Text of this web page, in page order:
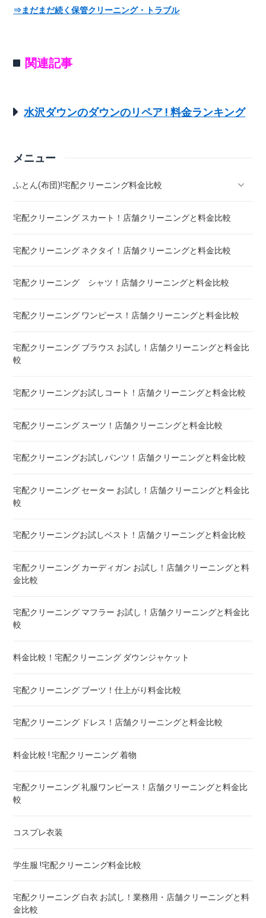
⇒まだまだ続く保管クリーニング・トラブル
関連記事
水沢ダウンのダウンのリペア ! 料金ランキング
メニュー
ふとん(布団)!宅配クリーニング料金比較
羽毛ふとん(布団)!宅配クリーニング料金比較
こたつ布団 クリーニング ! 料金 比較
布団クリーニング ! ダニ除去率ランキング
布団クリーニング 真空圧縮サービス 料金比較 ! 市販の圧縮袋
宅配クリーニング 絨毯・カーペット ! 料金 比較
宅配クリーニング シーツ ! 安いランキング
布団クリーニング 敷布団 ! 料金 比較
布団クリーニング ベビーふとん ! 料金 比較
布団クリーニング+レンタル布団 ! 値段 比較
エアウィーヴ マットレスのクリーニング ! どこがいい
布団の洗濯ネット コインランドリー ! ドラム式におすすめは
布団クリーニング 防ダニ加工 ! 効果と危険性
ゴアテックス 羽毛布団 クリーニング ! 料金ランキング
こたつ布団のクリーニング代 ! 料金比較
の違いも
トゥルースリーパー マットレスのクリーニング ! どこがいい
ウェイトブランケットの洗い方 ! 洗えないタイプの対処法も
宅配クリーニング スカート！店舗クリーニングと料金比較
宅配クリーニング ネクタイ！店舗クリーニングと料金比較
宅配クリーニング シャツ！店舗クリーニングと料金比較
宅配クリーニング ワンピース！店舗クリーニングと料金比較
宅配クリーニング ブラウス お試し！店舗クリーニングと料金比
較
宅配クリーニングお試しコート！店舗クリーニングと料金比較
宅配クリーニング スーツ！店舗クリーニングと料金比較
宅配クリーニングお試しパンツ！店舗クリーニングと料金比較
宅配クリーニング セーター お試し！店舗クリーニングと料金比
較
宅配クリーニングお試しベスト！店舗クリーニングと料金比較
宅配クリーニング カーディガン お試し！店舗クリーニングと料
金比較
宅配クリーニング マフラー お試し！店舗クリーニングと料金比
較
料金比較！宅配クリーニング ダウンジャケット
宅配クリーニング ブーツ！仕上がり料金比較
宅配クリーニング ドレス！店舗クリーニングと料金比較
料金比較 ! 宅配クリーニング 着物
宅配クリーニング 礼服ワンピース！店舗クリーニングと料金比
較
コスプレ衣装
学生服 !宅配クリーニング料金比較
宅配クリーニング 白衣 お試し！業務用・店舗クリーニングと料
金比較